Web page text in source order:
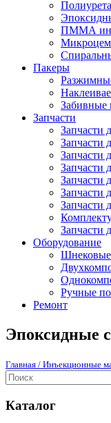
ПММА
Пакеры
Забивные
Запчасти
Запчасти
Запчасти
Запчасти
Запчасти
Запчасти
Запчасти
Запчасти
Запчасти
Оборудование
Ручные
Ремонт
Эпоксидные
Главная / Инъекционные
Каталог